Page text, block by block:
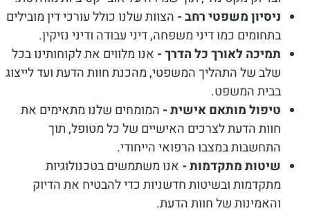
ניסיון משפטי רחב - הצוות שלנו כולל עורכי דין מובילים
בתחומים כמו דיני משפחה, דיני עבודה ודיני נזיקין.
תמיכה לאורך כל הדרך - אנו מלווים את לקוחותינו בכל
שלב של התהליך המשפטי, מהכנת חוות הדעת ועד לייצוג
בבית המשפט.
טיפול מותאם אישית - המומחים שלנו מתאימים את
חוות הדעת לצרכים האישיים של כל מטופל, תוך
התחשבות במצבו הרפואי הייחודי.
שיטות מתקדמות - אנו משתמשים בטכנולוגיות
מתקדמות ובשיטות חדשניות כדי להבטיח את הדיוק
והאמינות של חוות הדעת.